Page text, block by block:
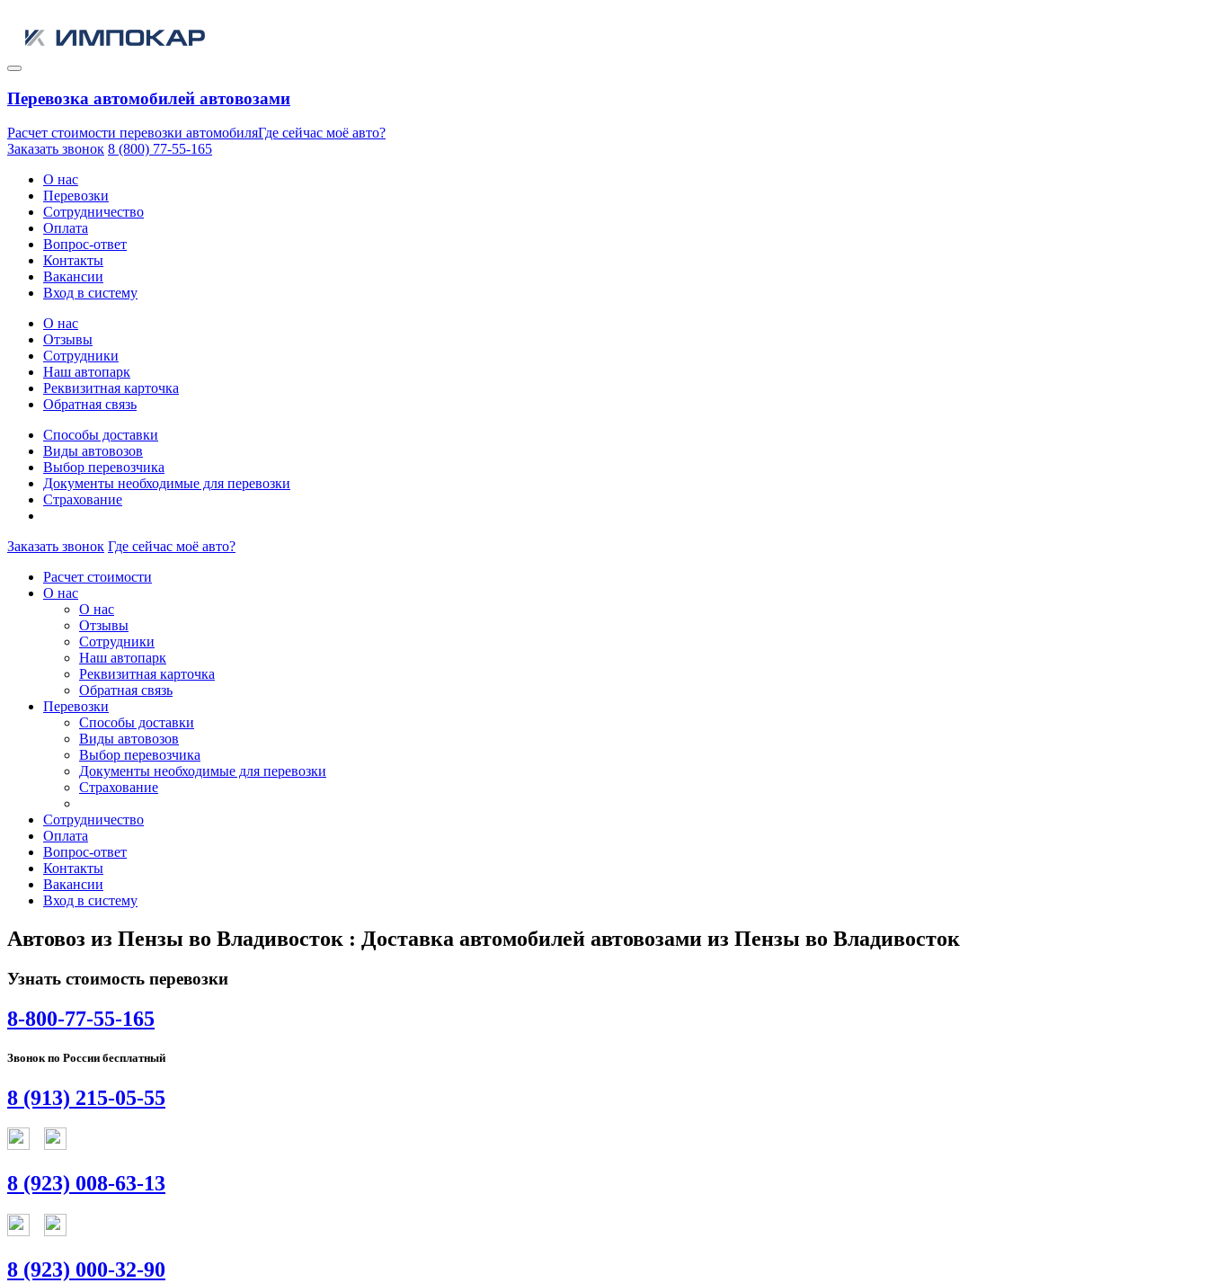
Перевозка автомобилей автовозами
Расчет стоимости перевозки автомобиляГде сейчас моё авто?
Заказать звонок 8 (800) 77-55-165
О нас
Перевозки
Сотрудничество
Оплата
Вопрос-ответ
Контакты
Вакансии
Вход в систему
О нас
Отзывы
Сотрудники
Наш автопарк
Реквизитная карточка
Обратная связь
Способы доставки
Виды автовозов
Выбор перевозчика
Документы необходимые для перевозки
Страхование
Заказать звонок Где сейчас моё авто?
Расчет стоимости
О нас
О нас
Отзывы
Сотрудники
Наш автопарк
Реквизитная карточка
Обратная связь
Перевозки
Способы доставки
Виды автовозов
Выбор перевозчика
Документы необходимые для перевозки
Страхование
Сотрудничество
Оплата
Вопрос-ответ
Контакты
Вакансии
Вход в систему
Автовоз из Пензы во Владивосток : Доставка автомобилей автовозами из Пензы во Владивосток
Узнать стоимость перевозки
8-800-77-55-165
Звонок по России бесплатный
8 (913) 215-05-55
8 (923) 008-63-13
8 (923) 000-32-90